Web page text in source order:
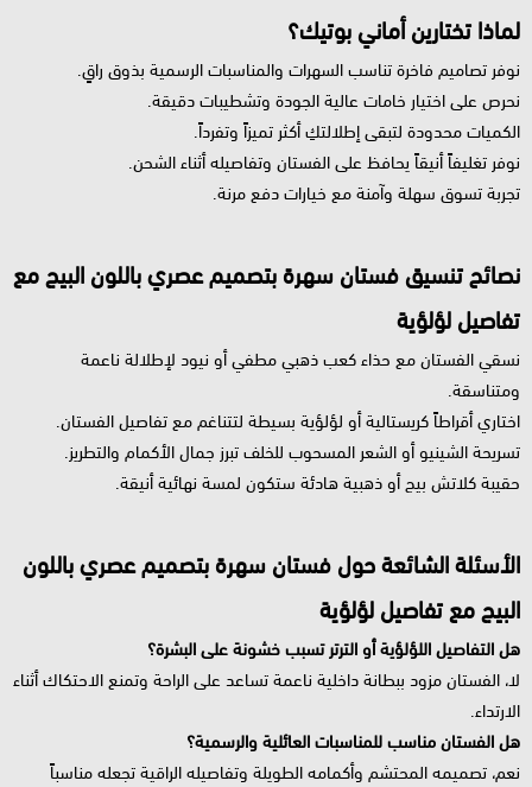
لماذا تختارين أماني بوتيك؟
نوفر تصاميم فاخرة تناسب السهرات والمناسبات الرسمية بذوق راقٍ.
نحرص على اختيار خامات عالية الجودة وتشطيبات دقيقة.
الكميات محدودة لتبقى إطلالتكِ أكثر تميزاً وتفرداً.
نوفر تغليفاً أنيقاً يحافظ على الفستان وتفاصيله أثناء الشحن.
تجربة تسوق سهلة وآمنة مع خيارات دفع مرنة.
نصائح تنسيق فستان سهرة بتصميم عصري باللون البيج مع
تفاصيل لؤلؤية
نسقي الفستان مع حذاء كعب ذهبي مطفي أو نيود لإطلالة ناعمة
ومتناسقة.
اختاري أقراطاً كريستالية أو لؤلؤية بسيطة لتتناغم مع تفاصيل الفستان.
تسريحة الشينيو أو الشعر المسحوب للخلف تبرز جمال الأكمام والتطريز.
حقيبة كلاتش بيج أو ذهبية هادئة ستكون لمسة نهائية أنيقة.
الأسئلة الشائعة حول فستان سهرة بتصميم عصري باللون
البيج مع تفاصيل لؤلؤية
هل التفاصيل اللؤلؤية أو الترتر تسبب خشونة على البشرة؟
لا، الفستان مزود ببطانة داخلية ناعمة تساعد على الراحة وتمنع الاحتكاك أثناء
الارتداء.
هل الفستان مناسب للمناسبات العائلية والرسمية؟
نعم، تصميمه المحتشم وأكمامه الطويلة وتفاصيله الراقية تجعله مناسباً